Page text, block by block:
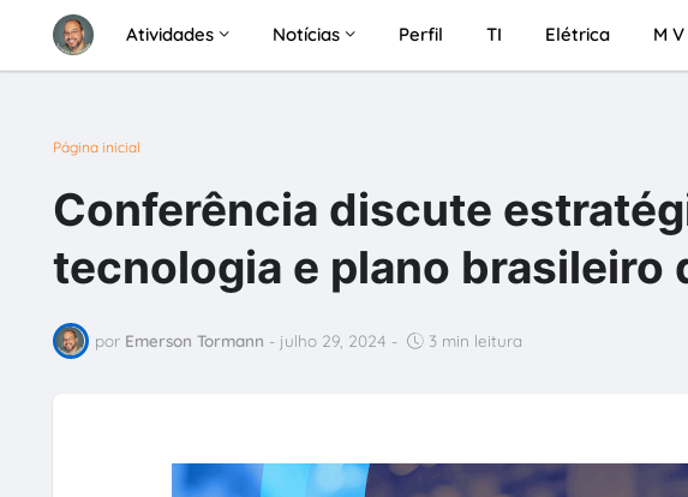
Atividades Notícias Perfil TI Elétrica M
Página inicial
Conferência discute
tecnologia e plano brasileiro
por Emerson Tormann - julho 29, 2024 - 3 min leitura